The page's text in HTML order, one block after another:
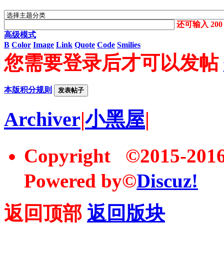
还可输入200
高级模式
B Color Image Link Quote Code Smilies
您需要登录后才可以发帖
本版积分规则 发表帖子
Archiver|小黑屋|
Copyright ©2015-
Powered by©Discuz!
返回顶部 返回版块